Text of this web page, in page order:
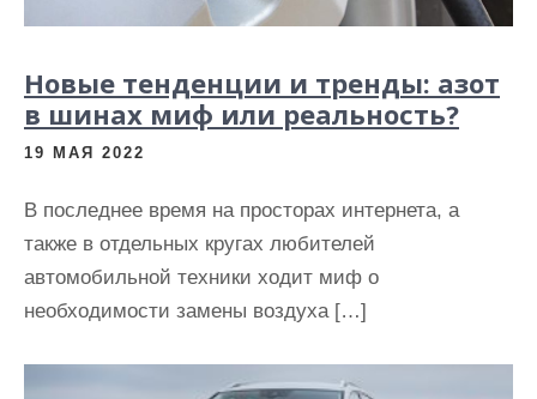
Новые тенденции и тренды: азот
в шинах миф или реальность?
19 МАЯ 2022
В последнее время на просторах интернета, а
также в отдельных кругах любителей
автомобильной техники ходит миф о
необходимости замены воздуха […]